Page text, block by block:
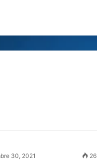
30, 2021 26